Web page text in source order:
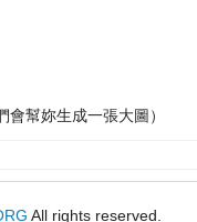
幫妳生成一張大圖）
All rights reserved.